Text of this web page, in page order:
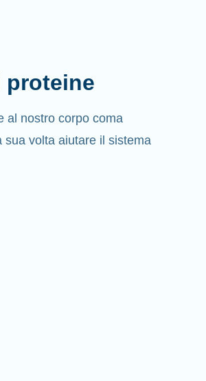
proteine
al nostro corpo coma
sua volta aiutare il sistema